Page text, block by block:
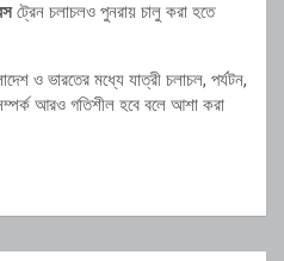
ট্রেন চলাচলও পুনরায় চালু করা হতে
ও ভারতের মধ্যে যাত্রী চলাচল, পর্যটন,
আরও গতিশীল হবে বলে আশা করা